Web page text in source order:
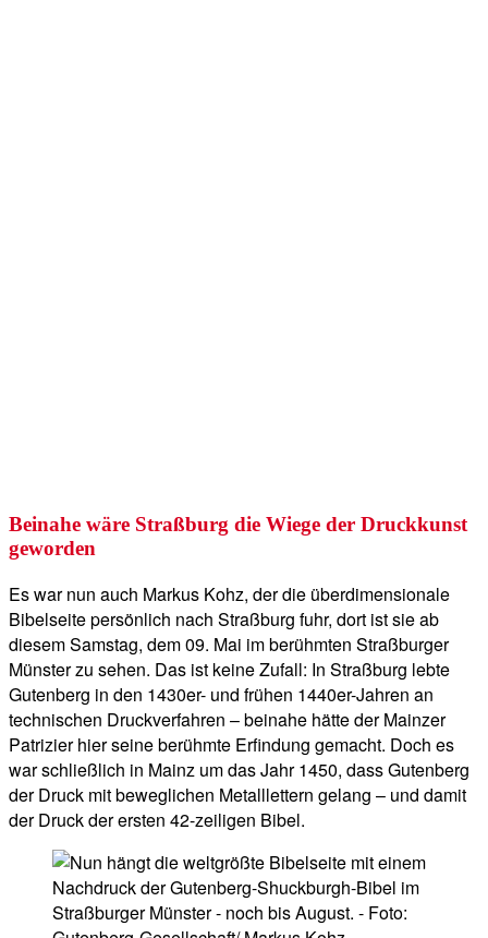
Beinahe wäre Straßburg die Wiege der Druckkunst
geworden
Es war nun auch Markus Kohz, der die überdimensionale
Bibelseite persönlich nach Straßburg fuhr, dort ist sie ab
diesem Samstag, dem 09. Mai im berühmten Straßburger
Münster zu sehen. Das ist keine Zufall: In Straßburg lebte
Gutenberg in den 1430er- und frühen 1440er-Jahren an
technischen Druckverfahren – beinahe hätte der Mainzer
Patrizier hier seine berühmte Erfindung gemacht. Doch es
war schließlich in Mainz um das Jahr 1450, dass Gutenberg
der Druck mit beweglichen Metalllettern gelang – und damit
der Druck der ersten 42-zeiligen Bibel.